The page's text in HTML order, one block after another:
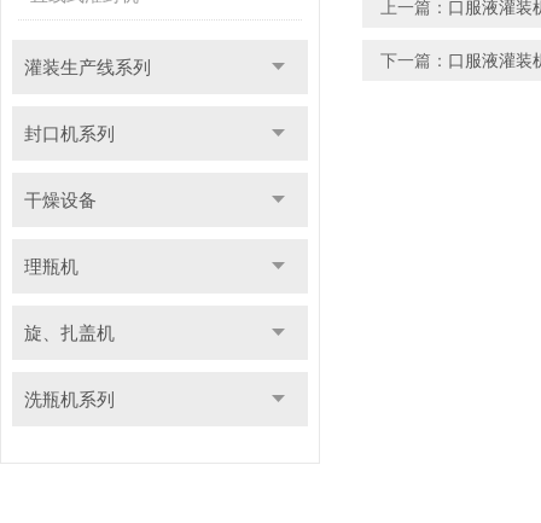
灌装生产线系列
封口机系列
干燥设备
理瓶机
旋、扎盖机
洗瓶机系列
上一篇： 口服液灌装
下一篇： 口服液灌装